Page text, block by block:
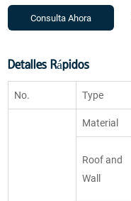
Consulta Ahora
Detalles Rápidos
No. Type
Material
Roof and
Wall